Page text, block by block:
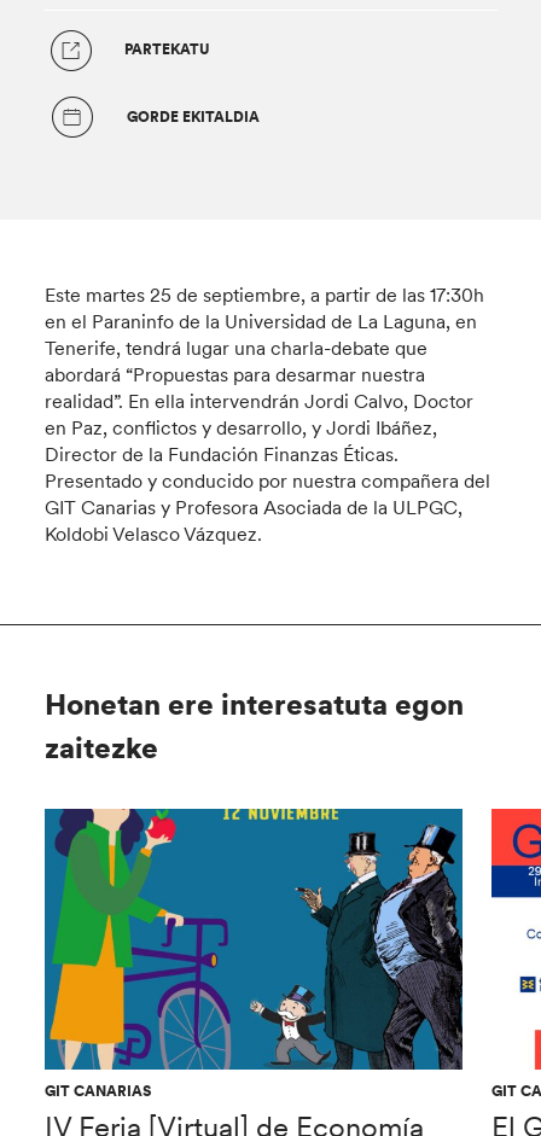
PARTEKATU
GORDE EKITALDIA
Este martes 25 de septiembre, a partir de las 17:30h
en el Paraninfo de la Universidad de La Laguna, en
Tenerife, tendrá lugar una charla-debate que
abordará “Propuestas para desarmar nuestra
realidad”. En ella intervendrán Jordi Calvo, Doctor
en Paz, conflictos y desarrollo, y Jordi Ibáñez,
Director de la Fundación Finanzas Éticas.
Presentado y conducido por nuestra compañera del
GIT Canarias y Profesora Asociada de la ULPGC,
Koldobi Velasco Vázquez.
Honetan ere interesatuta egon
zaitezke
GIT CANARIAS
IV Feria [Virtual] de Economía
GIT
El